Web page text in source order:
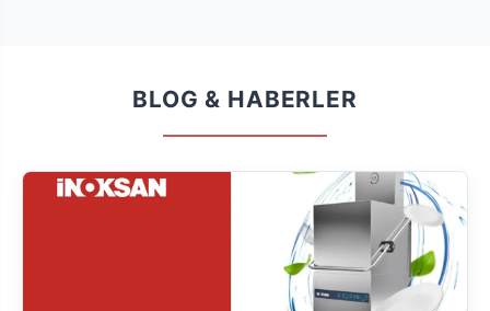
BLOG & HABERLER